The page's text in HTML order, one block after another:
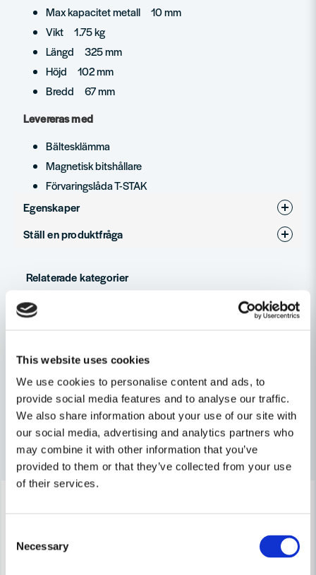
This website uses cookies
We use cookies to personalise content and ads, to
provide social media features and to analyse our traffic.
We also share information about your use of our site with
our social media, advertising and analytics partners who
may combine it with other information that you’ve
provided to them or that they’ve collected from your use
of their services.
Selection
Necessary
Max kapacitet metall 10 mm
Vikt 1.75 kg
Längd 325 mm
Höjd 102 mm
Bredd 67 mm
Levereras med
Bältesklämma
Magnetisk bitshållare
Förvaringslåda T-STAK
Egenskaper
Produkttyp
Varumärke
Ställ en produktfråga
Fråga oss något om denna produkten...
email
Mejladress
Ja, ni får publicera min fråga
Relaterade kategorier
Maskin, Laser & Handverktyg
Skruvdragare
Andra produkter i kategorin